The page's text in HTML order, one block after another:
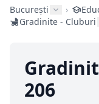
București ›
Gradinite - Cluburi
206